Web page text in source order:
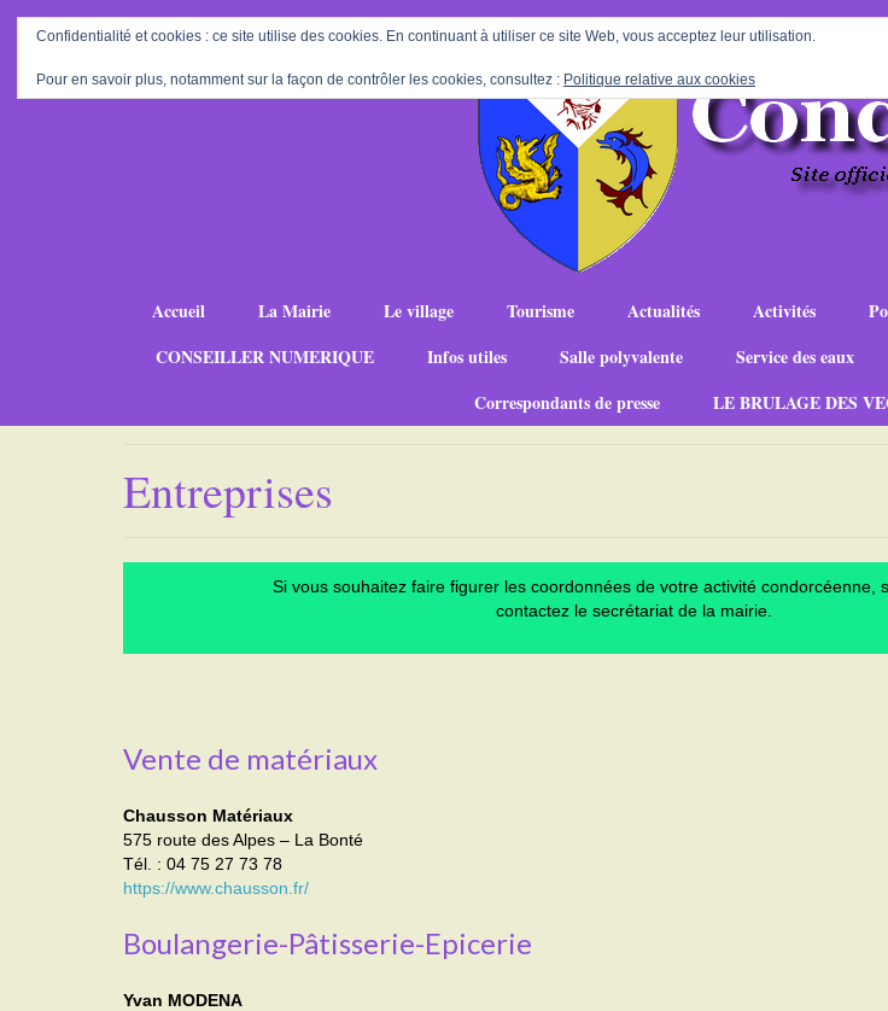
Accueil La Mairie Le village Tourisme Actualités Activités
CONSEILLER NUMERIQUE
Infos utiles Salle polyvalente Service des eaux
Correspondants de presse
LE BRULAGE DES
Entreprises
Si vous souhaitez faire figurer les coordonnées de votre activité condorcéenne,
contactez le secrétariat de la mairie.
Vente de matériaux
Chausson Matériaux
575 route des Alpes – La Bonté
Tél. : 04 75 27 73 78
https://www.chausson.fr/
Boulangerie-Pâtisserie-Epicerie
Yvan MODENA
Confidentialité et cookies : ce site utilise des cookies. En continuant à utiliser ce site Web, vous acceptez leur utilisation.
Pour en savoir plus, notamment sur la façon de contrôler les cookies, consultez : Politique relative aux cookies